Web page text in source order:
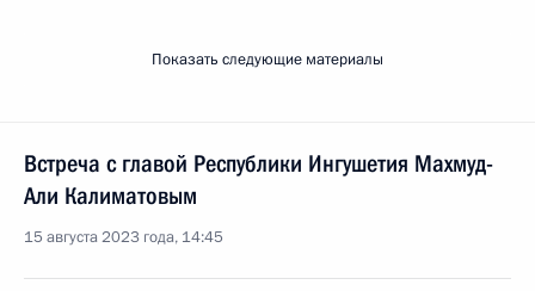
Показать следующие материалы
Встреча с главой Республики Ингушетия Махмуд-
Али Калиматовым
15 августа 2023 года, 14:45